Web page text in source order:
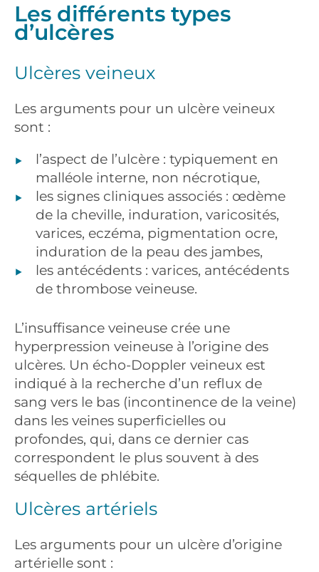
Les différents types
d’ulcères
Ulcères veineux
Les arguments pour un ulcère veineux
sont :
l’aspect de l’ulcère : typiquement en
malléole interne, non nécrotique,
les signes cliniques associés : œdème
de la cheville, induration, varicosités,
varices, eczéma, pigmentation ocre,
induration de la peau des jambes,
les antécédents : varices, antécédents
de thrombose veineuse.
L’insuffisance veineuse crée une
hyperpression veineuse à l’origine des
ulcères. Un écho-Doppler veineux est
indiqué à la recherche d’un reflux de
sang vers le bas (incontinence de la veine)
dans les veines superficielles ou
profondes, qui, dans ce dernier cas
correspondent le plus souvent à des
séquelles de phlébite.
Ulcères artériels
Les arguments pour un ulcère d’origine
artérielle sont :